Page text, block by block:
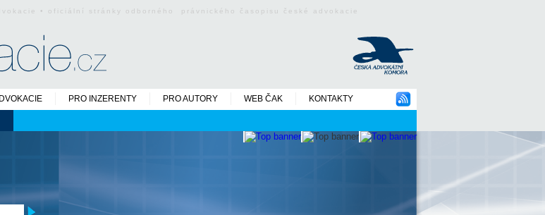
• oficiální stránky odborného právnického časopisu české advokacie
PRO INZERENTY PRO AUTORY WEB ČAK KONTAKTY